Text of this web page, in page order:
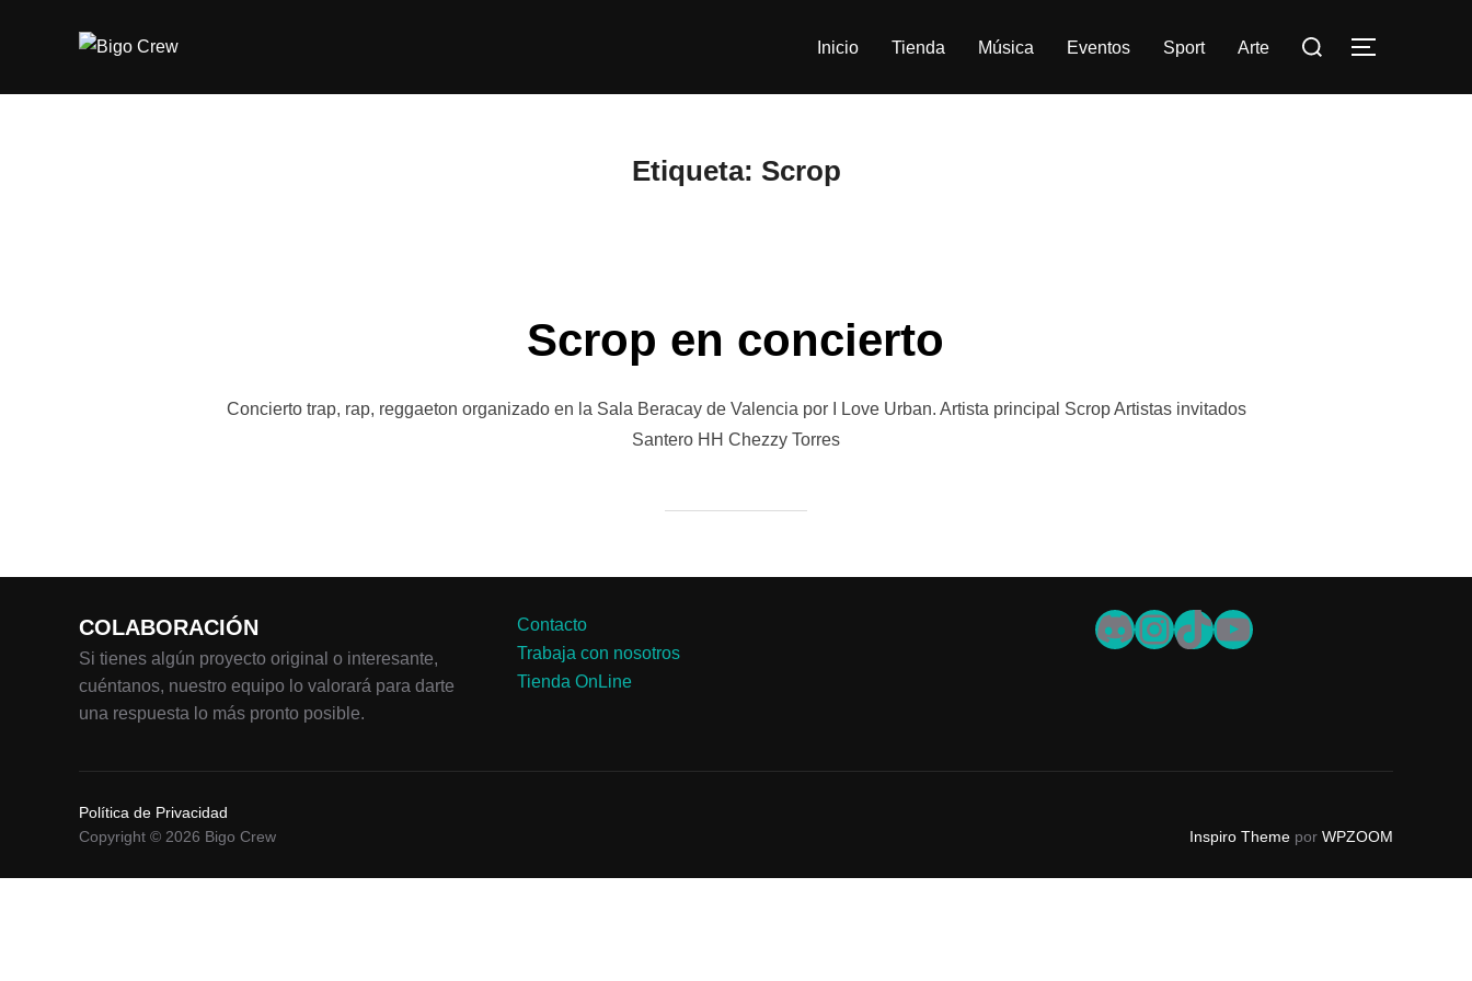
Inicio Tienda Música Eventos Sport Arte
Buscar:
Etiqueta: Scrop
Scrop en concierto
Concierto trap, rap, reggaeton organizado en la Sala Beracay de Valencia por I Love Urban. Artista principal Scrop Artistas invitados
Santero HH Chezzy Torres
COLABORACIÓN
Si tienes algún proyecto original o interesante,
cuéntanos, nuestro equipo lo valorará para darte
una respuesta lo más pronto posible.
Contacto
Trabaja con nosotros
Tienda OnLine
Discord
Instagram
TikTok
YouTube
Política de Privacidad
Copyright © 2026 Bigo Crew
Inspiro Theme por WPZOOM